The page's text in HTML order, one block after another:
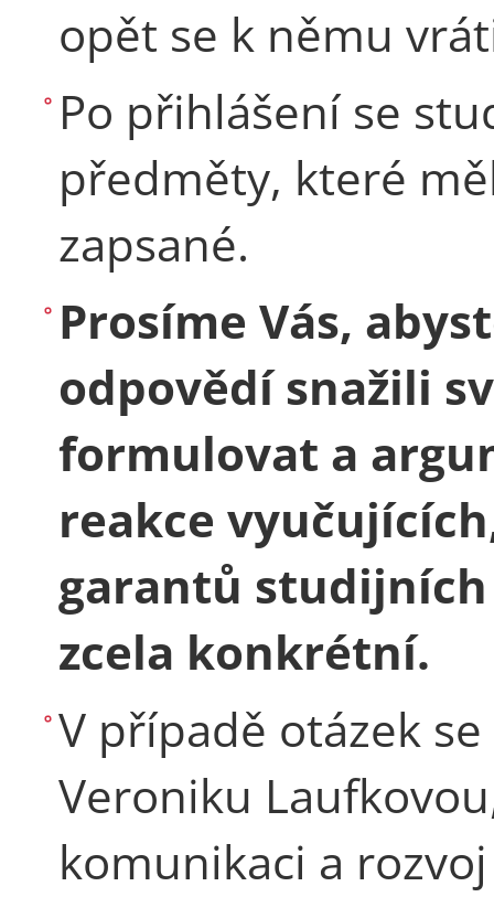
opět se k němu
Po přihlášení se
předměty, které
zapsané.
Prosíme Vás,
odpovědí snažili
formulovat a
reakce
garantů
zcela konkrétní.
V případě otázek
Veroniku
komunikaci a